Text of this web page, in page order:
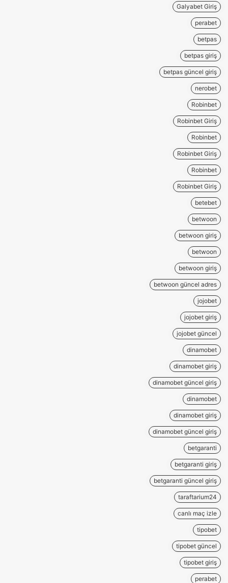
Galyabet Giriş
perabet
betpas
betpas giriş
betpas güncel giriş
nerobet
Robinbet
Robinbet Giriş
Robinbet
Robinbet Giriş
Robinbet
Robinbet Giriş
betebet
betwoon
betwoon giriş
betwoon
betwoon giriş
betwoon güncel adres
jojobet
jojobet giriş
jojobet güncel
dinamobet
dinamobet giriş
dinamobet güncel giriş
dinamobet
dinamobet giriş
dinamobet güncel giriş
betgaranti
betgaranti giriş
betgaranti güncel giriş
taraftarium24
canlı maç izle
tipobet
tipobet güncel
tipobet giriş
perabet